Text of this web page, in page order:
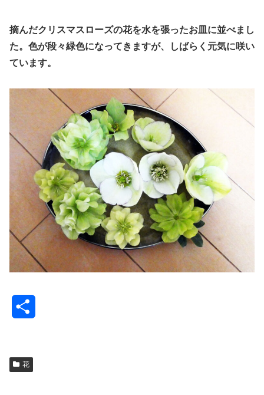
摘んだクリスマスローズの花を水を張ったお皿に並べまし
た。 色が段々緑色になってきますが、
しばらく元気に咲い
ています。
花